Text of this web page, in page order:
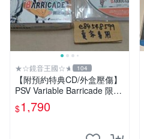
★☆鏡音王國☆★ 104
【附預約特典CD/外盒壓傷】
PSV Variable Barricade 限定
版 純日版 百密一疏少女心 /
岡本信彥
$1,790